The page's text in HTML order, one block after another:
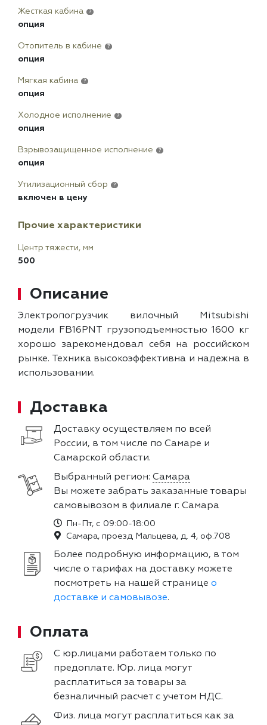
Жесткая кабина ?
опция
Отопитель в кабине ?
опция
Мягкая кабина ?
опция
Холодное исполнение ?
опция
Взрывозащищенное исполнение ?
опция
Утилизационный сбор ?
включен в цену
Прочие характеристики
Центр тяжести, мм
500
Описание
Электропогрузчик вилочный Mitsubishi
модели FB16PNT грузоподъемностью 1600 кг
хорошо зарекомендовал себя на российском
рынке. Техника высокоэффективна и надежна в
использовании.
Доставка
Доставку осуществляем по всей
России, в том числе по Самаре и
Самарской области.
Выбранный регион: Самара
Вы можете забрать заказанные товары
самовывозом в филиале г. Самара
Пн-Пт, с 09:00-18:00
Самара, проезд Мальцева, д. 4, оф.708
Более подробную информацию, в том
числе о тарифах на доставку можете
посмотреть на нашей странице о
доставке и самовывозе.
Оплата
С юр.лицами работаем только по
предоплате. Юр. лица могут
расплатиться за товары за
безналичный расчет с учетом НДС.
Физ. лица могут расплатиться как за